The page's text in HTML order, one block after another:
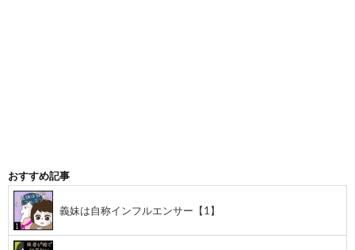
おすすめ記事
義妹は自称インフルエンサー【1】